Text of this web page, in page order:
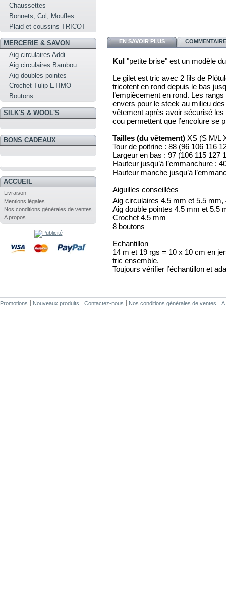
Chaussettes
Bonnets, Col, Moufles
Plaid et coussins TRICOT
MERCERIE & SAVON
Aig circulaires Addi
Aig circulaires Bambou
Aig doubles pointes
Crochet Tulip ETIMO
Boutons
SILK'S & WOOL'S
BONS CADEAUX
ACCUEIL
Livraison
Mentions légales
Nos conditions générales de ventes
A propos
EN SAVOIR PLUS
Kul "petite brise" est un modèle
Le gilet est tric avec 2 fils de
tricotent en rond depuis le bas
l’empiècement en rond. Les
envers pour le steek au milieu
vêtement après avoir sécurisé
cou permettent que l’encolure se
Tailles (du vêtement) XS (S M/L
Tour de poitrine : 88 (96 106 116
Largeur en bas : 97 (106 115 127
Hauteur jusqu’à l’emmanchure :
Hauteur manche jusqu’à
Aiguilles conseillées
Aig circulaires 4.5 mm et 5.5 mm,
Aig double pointes 4.5 mm et 5.5
Crochet 4.5 mm
8 boutons
Echantillon
14 m et 19 rgs = 10 x 10 cm en
tric ensemble.
Toujours vérifier l’échantillon et
Promotions Nouveaux produits Contactez-nous Nos conditions générales de ventes A